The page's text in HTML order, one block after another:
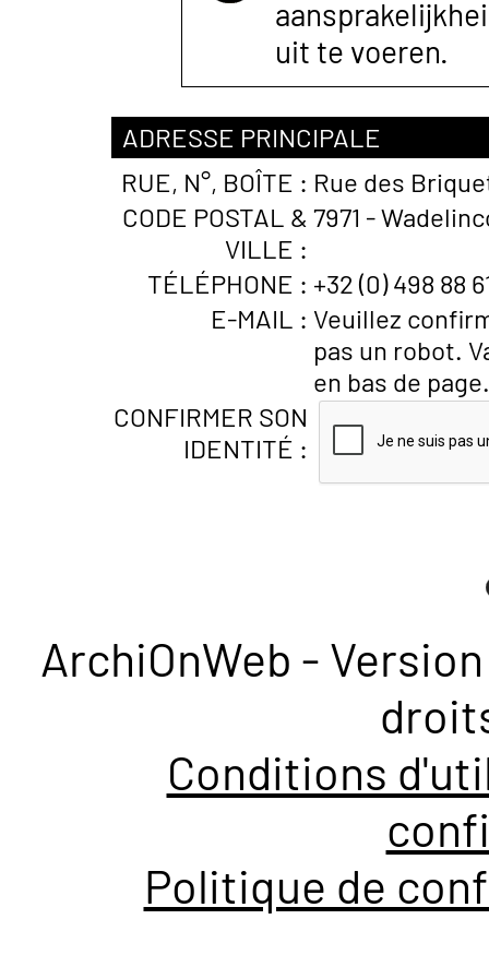
uit te voeren.
ADRESSE PRINCIPALE
RUE, N°, BOÎTE : Rue des
CODE POSTAL &
VILLE :
7971 -
TÉLÉPHONE : +32 (0) 498 88
E-MAIL : Veuillez
pas un robot.
en bas de page.
CONFIRMER SON
IDENTITÉ :
ArchiOnWeb -
Conditions
Politique de